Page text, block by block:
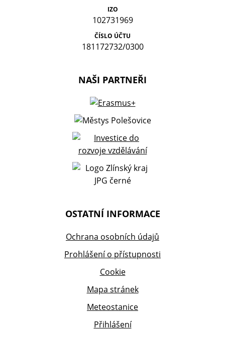
IZO
102731969
ČÍSLO ÚČTU
181172732/0300
NAŠI PARTNEŘI
OSTATNÍ INFORMACE
Ochrana osobních údajů
Prohlášení o přístupnosti
Cookie
Mapa stránek
Meteostanice
Přihlášení